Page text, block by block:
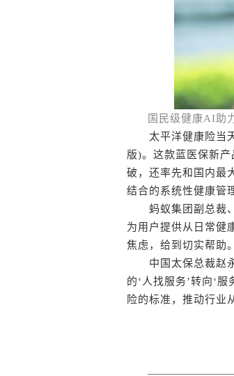
国民级健康AI助
太平洋健康险当天
版)。这款蓝医保新
破，还率先和国内最
结合的系统性健康管
蚂蚁集团副总裁、
为用户提供从日常健
焦虑，给到切实帮助。
中国太保总裁赵永
的‘人找服务’转向‘
险的标准，推动行业